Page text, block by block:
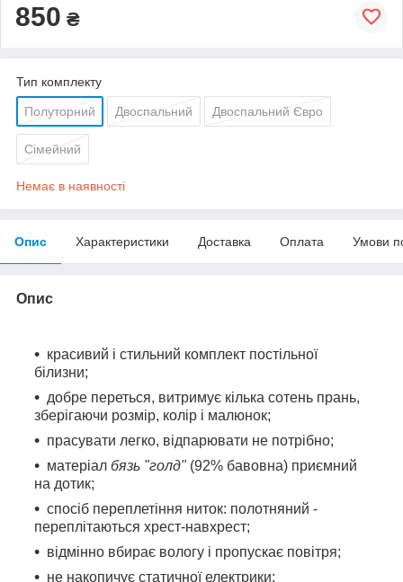
850 ₴
Тип комплекту
Полуторний Двоспальний Двоспальний Євро
Сімейний
Немає в наявності
Опис Характеристики Доставка Оплата Умови
Опис
красивий і стильний комплект постільної
білизни;
добре переться, витримує кілька сотень прань,
зберігаючи розмір, колір і малюнок;
прасувати легко, відпарювати не потрібно;
матеріал бязь "голд"(92% бавовна) приємний
на дотик;
спосіб переплетіння ниток: полотняний -
переплітаються хрест-навхрест;
відмінно вбирає вологу і пропускає повітря;
не накопичує статичної електрики;